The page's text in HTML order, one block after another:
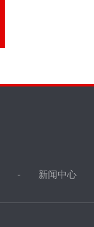
新闻中心